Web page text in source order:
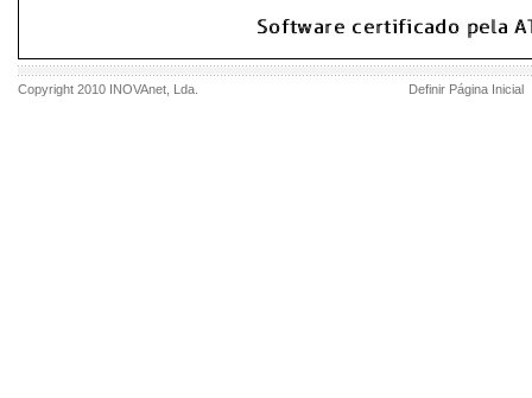
Copyright 2010 INOVAnet , Lda. Definir Página Inicial